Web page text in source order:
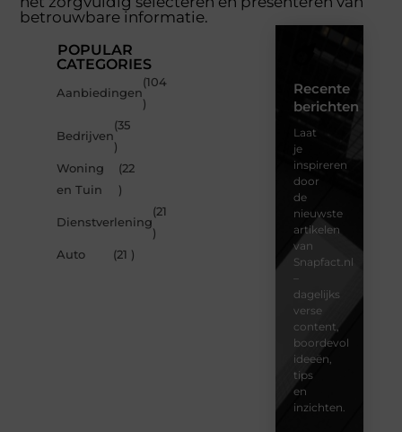
betrouwbare informatie.
POPULAR
CATEGORIES
Aanbiedingen
(104
)
Bedrijven
(35
)
Woning
en Tuin
(22
)
Dienstverlening
(21
)
Auto
(21 )
Recente
berichten
Laat
je
inspireren
door
de
nieuwste
artikelen
van
Snapfact.nl
–
dagelijks
verse
content,
boordevol
ideeën,
tips
en
inzichten.